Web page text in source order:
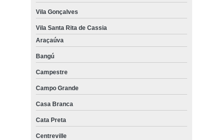
Vila Gonçalves
Vila Santa Rita de Cassia
Araçaúva
Bangú
Campestre
Campo Grande
Casa Branca
Cata Preta
Centreville